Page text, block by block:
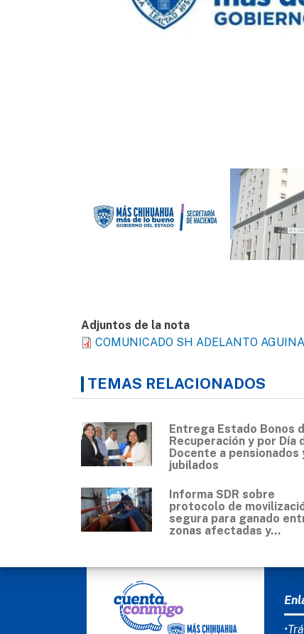
Adjuntos de la nota
COMUNICADO SH ADELANTO
TEMAS RELACIONADOS
Entrega Estado Bonos
Recuperación y por Día
Docente a pensionados
jubilados
Informa SDR sobre
protocolo de
segura para ganado
zonas afectadas y...